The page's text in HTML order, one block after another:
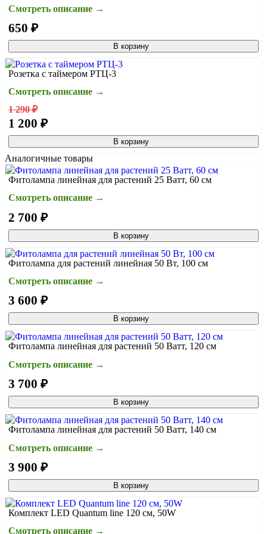
Смотреть описание →
650 ₽
В корзину
Розетка с таймером РТЦ-3
Смотреть описание →
1 290 ₽
1 200 ₽
В корзину
Аналогичные товары
Фитолампа линейная для растений 25 Ватт, 60 см
Смотреть описание →
2 700 ₽
В корзину
Фитолампа для растений линейная 50 Вт, 100 см
Смотреть описание →
3 600 ₽
В корзину
Фитолампа линейная для растений 50 Ватт, 120 см
Смотреть описание →
3 700 ₽
В корзину
Фитолампа линейная для растений 50 Ватт, 140 см
Смотреть описание →
3 900 ₽
В корзину
Комплект LED Quantum line 120 см, 50W
Смотреть описание →